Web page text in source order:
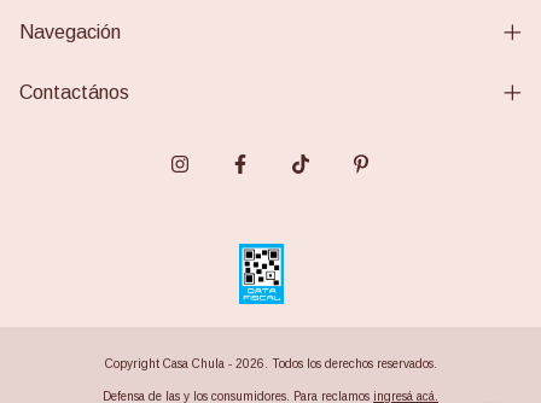
Navegación
Contactános
Copyright Casa Chula - 2026. Todos los derechos reservados.
Defensa de las y los consumidores. Para reclamos ingresá acá.